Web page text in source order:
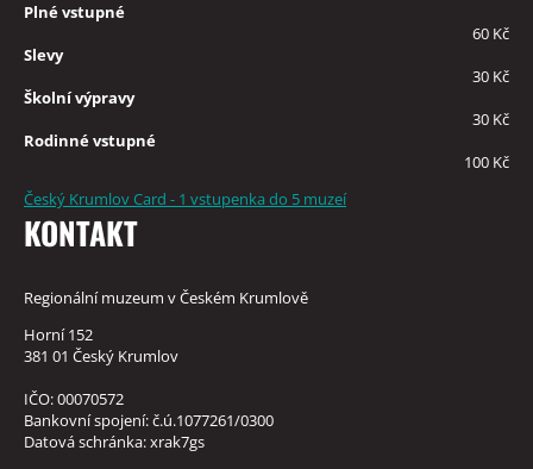
Plné vstupné
60 Kč
Slevy
30 Kč
Školní výpravy
30 Kč
Rodinné vstupné
100 Kč
Český Krumlov Card - 1 vstupenka do 5 muzeí
KONTAKT
Regionální muzeum v Českém Krumlově
Horní 152
381 01 Český Krumlov
IČO: 00070572
Bankovní spojení: č.ú.1077261/0300
Datová schránka: xrak7gs